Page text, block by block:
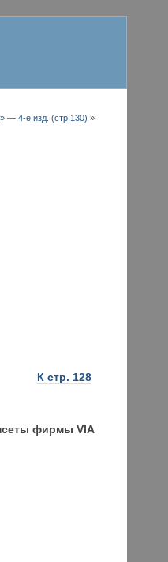
— 4-е изд. (стр.130) »
К стр. 128
фирмы VIA